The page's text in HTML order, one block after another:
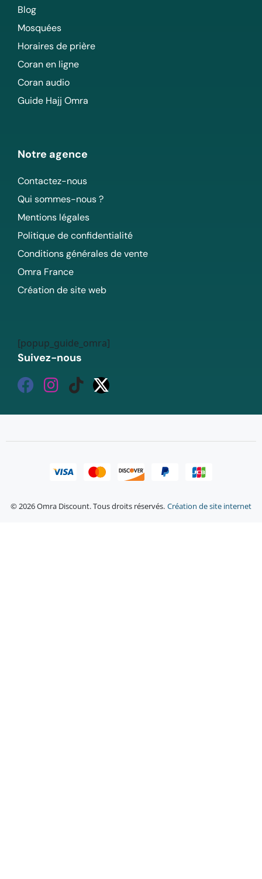
Blog
Mosquées
Horaires de prière
Coran en ligne
Coran audio
Guide Hajj Omra
Notre agence
Contactez-nous
Qui sommes-nous ?
Mentions légales
Politique de confidentialité
Conditions générales de vente
Omra France
Création de site web
[popup_guide_omra]
Suivez-nous
© 2026 Omra Discount. Tous droits réservés. Création de site internet